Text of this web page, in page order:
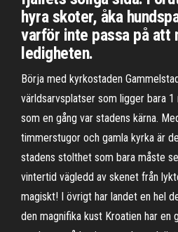
hyra skoter, åka
varför inte passa på att
ledigheten.
Börja med kyrkostaden
världsarvsplatser som ligger bara
som en gång var stadens kärna.
timmerstugor och gamla kyrka är
stadens stolthet som bara måste
vintertid vägledd av skenet från
magiskt! I övrigt har landet en hel
den magnifika kust Kroatien har en